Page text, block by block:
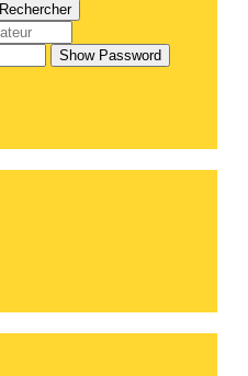
Rechercher
Show Password